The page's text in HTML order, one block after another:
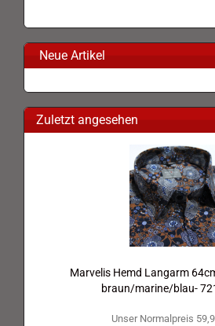
Neue Artikel
Zuletzt angesehen
Marvelis Hemd Langarm
braun/marine/blau-
Unser Normalpreis